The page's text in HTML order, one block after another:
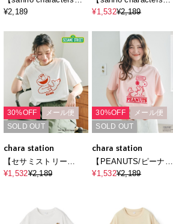
シナモロールプリント
キャラクターズ》
¥2,189
パティ＆ジミープリン
オキャラクターズ》
¥1,532¥2,189
30%OFF
メール便
SOLD OUT
chara station
【セサミストリー
ト/SESAME
リント半袖Tシャツ
¥1,532¥2,189
30%OFF
メール便
SOLD OUT
chara station
【PEANUTS/ピーナッ
ツ】SNOOPY/スヌー
¥1,532¥2,189